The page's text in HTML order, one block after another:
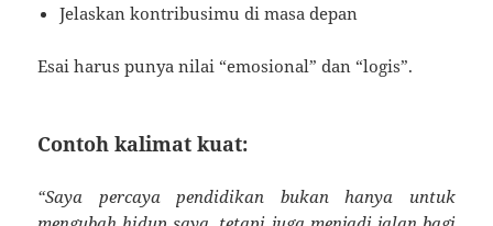
Jelaskan kontribusimu di masa depan
Esai harus punya nilai “emosional” dan “logis”.
Contoh kalimat kuat:
“Saya percaya pendidikan bukan hanya untuk